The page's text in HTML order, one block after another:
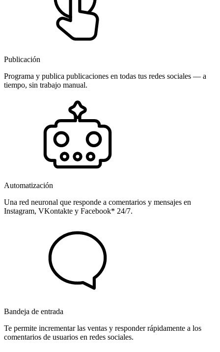
Publicación
Programa y publica publicaciones en todas tus redes sociales — a
tiempo, sin trabajo manual.
Automatización
Una red neuronal que responde a comentarios y mensajes en
Instagram, VKontakte y Facebook* 24/7.
Bandeja de entrada
Te permite incrementar las ventas y responder rápidamente a los
comentarios de usuarios en redes sociales.